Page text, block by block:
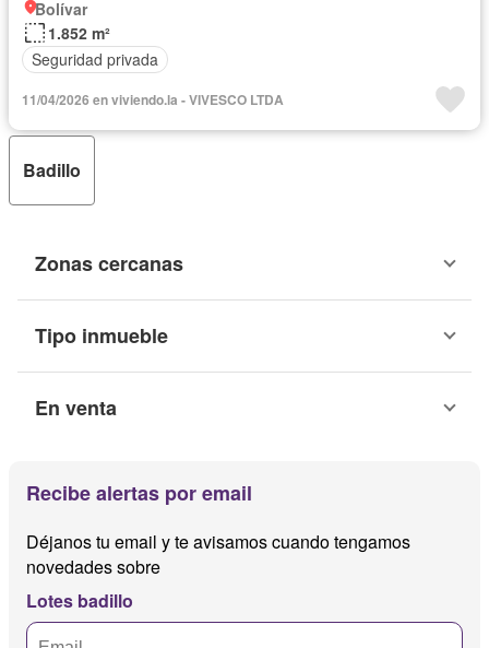
Bolívar
1.852 m²
Seguridad privada
11/04/2026 en viviendo.la - VIVESCO LTDA
Badillo
Zonas cercanas
Tipo inmueble
En venta
Recibe alertas por email
Déjanos tu email y te avisamos cuando tengamos
novedades sobre
Lotes badillo